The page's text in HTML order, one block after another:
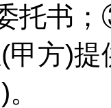
托书
方)提